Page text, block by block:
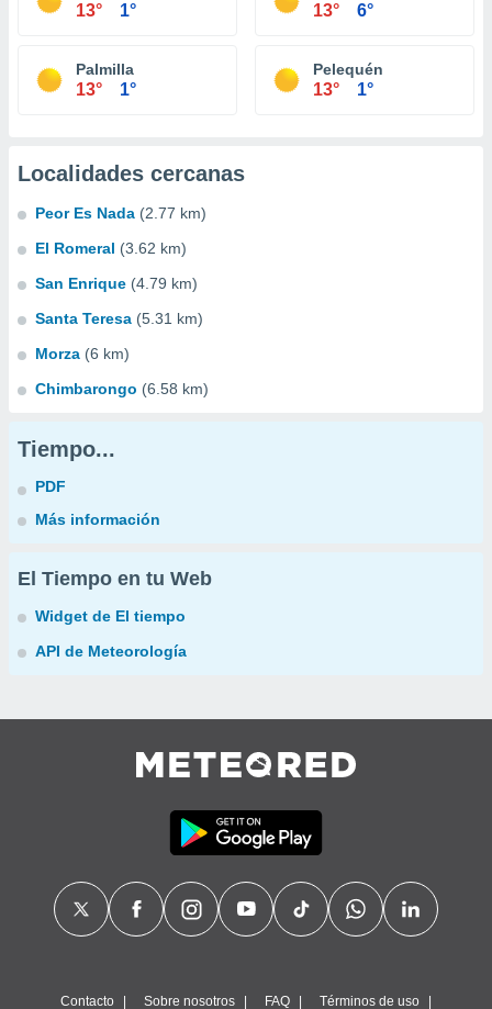
13° 1° 13° 6°
Palmilla
13° 1°
Pelequén
13° 1°
Localidades cercanas
Peor Es Nada (2.77 km)
El Romeral (3.62 km)
San Enrique (4.79 km)
Santa Teresa (5.31 km)
Morza (6 km)
Chimbarongo (6.58 km)
Tiempo...
PDF
Más información
El Tiempo en tu Web
Widget de El tiempo
API de Meteorología
Contacto Sobre nosotros FAQ Términos de uso